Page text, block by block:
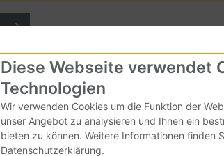
Diese Webseite verwendet
Technologien
Wir verwenden Cookies um die Funktion der
unser Angebot zu analysieren und Ihnen ein
bieten zu können. Weitere Informationen finden
Datenschutzerklärung.